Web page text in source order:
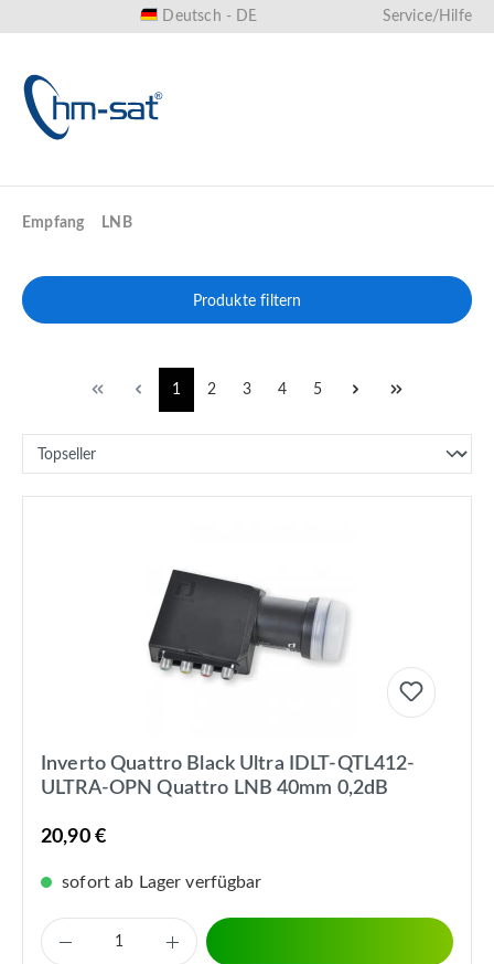
Deutsch - DE Service/Hilfe
Empfang LNB
Produkte filtern
1 2 3 4 5
Inverto Quattro Black Ultra IDLT-QTL412-
ULTRA-OPN Quattro LNB 40mm 0,2dB
20,90 €
sofort ab Lager verfügbar